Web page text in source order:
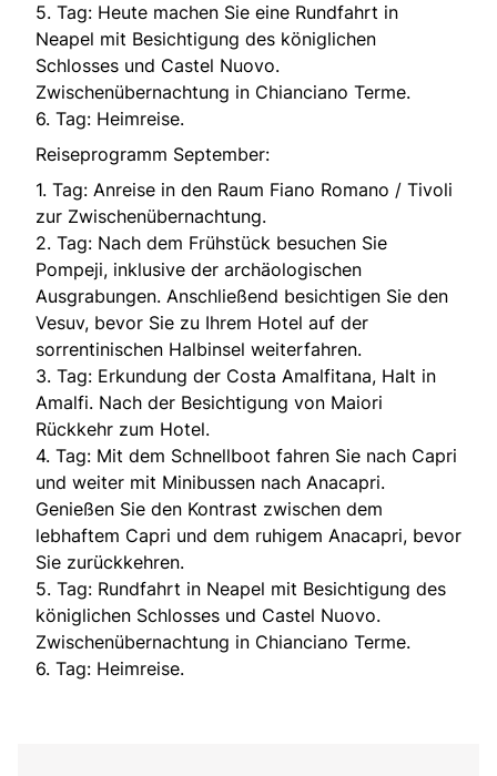
5. Tag: Heute machen Sie eine Rundfahrt in
Neapel mit Besichtigung des königlichen
Schlosses und Castel Nuovo.
Zwischenübernachtung in Chianciano Terme.
6. Tag: Heimreise.
Reiseprogramm September:
1. Tag: Anreise in den Raum Fiano Romano / Tivoli
zur Zwischenübernachtung.
2. Tag: Nach dem Frühstück besuchen Sie
Pompeji, inklusive der archäologischen
Ausgrabungen. Anschließend besichtigen Sie den
Vesuv, bevor Sie zu Ihrem Hotel auf der
sorrentinischen Halbinsel weiterfahren.
3. Tag: Erkundung der Costa Amalfitana, Halt in
Amalfi. Nach der Besichtigung von Maiori
Rückkehr zum Hotel.
4. Tag: Mit dem Schnellboot fahren Sie nach Capri
und weiter mit Minibussen nach Anacapri.
Genießen Sie den Kontrast zwischen dem
lebhaftem Capri und dem ruhigem Anacapri, bevor
Sie zurückkehren.
5. Tag: Rundfahrt in Neapel mit Besichtigung des
königlichen Schlosses und Castel Nuovo.
Zwischenübernachtung in Chianciano Terme.
6. Tag: Heimreise.